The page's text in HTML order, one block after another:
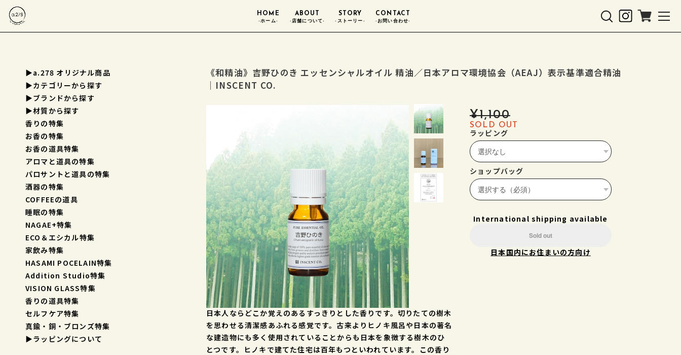
HOME
-ホーム-
ABOUT
-店舗について-
STORY
-ストーリー-
CONTACT
-お問い合わせ-
▶a.278 オリジナル商品
▶︎カテゴリーから探す
▶︎ブランドから探す
▶︎材質から探す
香りの特集
お香の特集
お香の道具特集
アロマと道具の特集
パロサントと道具の特集
酒器の特集
COFFEEの道具
睡眠の特集
NAGAE+特集
ECO＆エシカル特集
家飲み特集
HASAMI POCELAIN特集
Addition Studio特集
VISION GLASS特集
香りの道具特集
セルフケア特集
真鍮・銅・ブロンズ特集
▶︎ラッピングについて
《和精油》吉野ひのき エッセンシャルオイル 精油／日本アロマ環境協会（AEAJ）表示基準適合精油
｜INSCENT CO.
¥1,100
SOLD OUT
ラッピング
ショップバッグ
International shipping available
Sold out
日本国内にお住まいの方向け
日本人ならどこか覚えのあるすっきりとした香りです。切りたての樹木
を思わせる清潔感あふれる感覚です。古来よりヒノキ風呂や日本の著名
な建造物にも多く使用されていることからも日本を象徴する樹木のひ
とつです。ヒノキで建てた住宅は百年もつといわれています。この香り